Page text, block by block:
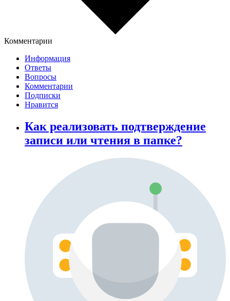
Комментарии
Информация
Ответы
Вопросы
Комментарии
Подписки
Нравится
Как реализовать подтверждение
записи или чтения в папке?